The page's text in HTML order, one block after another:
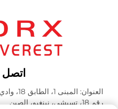
اتصل
العنوان:
رقم 18، تسيشي، نينغبو، الصين